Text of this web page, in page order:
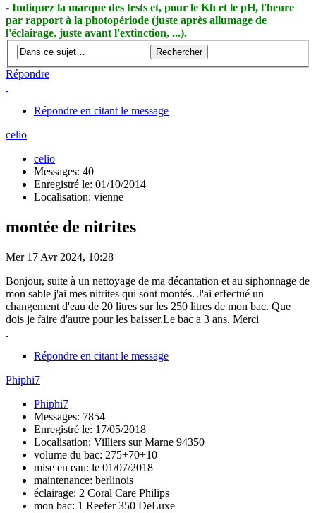
- Indiquez la marque des tests et, pour le Kh et le pH, l'heure
par rapport à la photopériode (juste après allumage de
l'éclairage, juste avant l'extinction, ...).
Répondre
Répondre en citant le message
celio
celio
Messages: 40
Enregistré le: 01/10/2014
Localisation: vienne
montée de nitrites
Mer 17 Avr 2024, 10:28
Bonjour, suite à un nettoyage de ma décantation et au siphonnage de
mon sable j'ai mes nitrites qui sont montés. J'ai effectué un
changement d'eau de 20 litres sur les 250 litres de mon bac. Que
dois je faire d'autre pour les baisser.Le bac a 3 ans. Merci
Répondre en citant le message
Phiphi7
Phiphi7
Messages: 7854
Enregistré le: 17/05/2018
Localisation: Villiers sur Marne 94350
volume du bac: 275+70+10
mise en eau: le 01/07/2018
maintenance: berlinois
éclairage: 2 Coral Care Philips
mon bac: 1 Reefer 350 DeLuxe